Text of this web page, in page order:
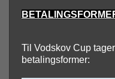
Til Vodskov Cup
betalingsformer: